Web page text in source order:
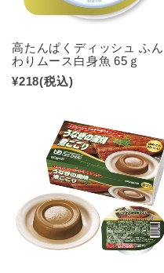
高たんぱくディッシュ ふん
わりムース白身魚 65ｇ
¥218(税込)